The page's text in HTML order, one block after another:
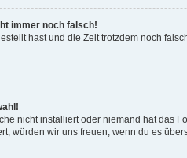
immer noch falsch!
hast und die Zeit trotzdem noch
nicht installiert oder niemand hat das
würden wir uns freuen, wenn du es